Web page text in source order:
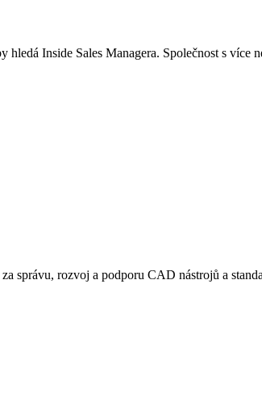
Inside Sales Managera. Společnost s
správu, rozvoj a podporu CAD nástrojů a